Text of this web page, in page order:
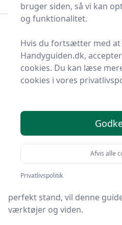
Glasrens
lager
Velkommen til 'Din
glasrensemidler', en guide
at opnå skinnende,
Uanset om du er en ivrig
perfekt stand, vil denne
værktøjer og viden.
bruger siden, så vi kan
og funktionalitet.
Hvis du fortsætter med
Handyguiden.dk,
cookies. Du kan læse
cookies i vores
Afvis alle
Privatlivspolitik